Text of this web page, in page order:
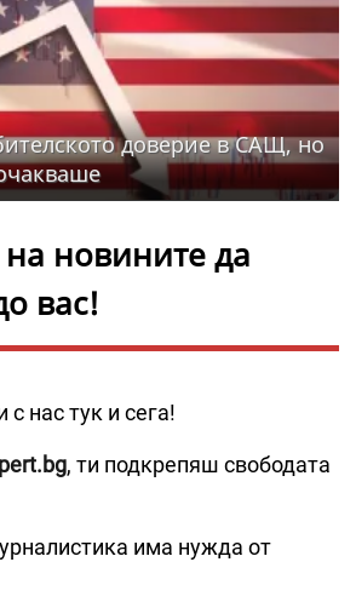
доверие в САЩ, но
новините да
вас!
нас тук и сега!
, ти подкрепяш свободата
има нужда от